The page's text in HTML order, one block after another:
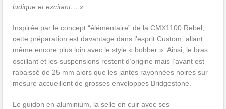
ludique et excitant… »
Inspirée par le concept “élémentaire” de la CMX1100 Rebel,
cette préparation est davantage dans l’esprit Custom, allant
même encore plus loin avec le style « bobber ». Ainsi, le bras
oscillant et les suspensions restent d’origine mais l’avant est
rabaissé de 25 mm alors que les jantes rayonnées noires sur
mesure accueillent de grosses enveloppes Bridgestone.
Le guidon en aluminium, la selle en cuir avec ses